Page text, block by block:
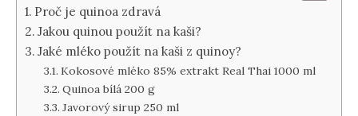
Proč je quinoa zdravá
Jakou quinou použít na kaši?
Jaké mléko použít na kaši z quinoy?
Kokosové mléko 85% extrakt Real Thai 1000 ml
Quinoa bílá 200 g
Javorový sirup 250 ml